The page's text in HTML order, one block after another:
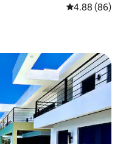
คะแนนเฉลี่ย
4.88 (86)